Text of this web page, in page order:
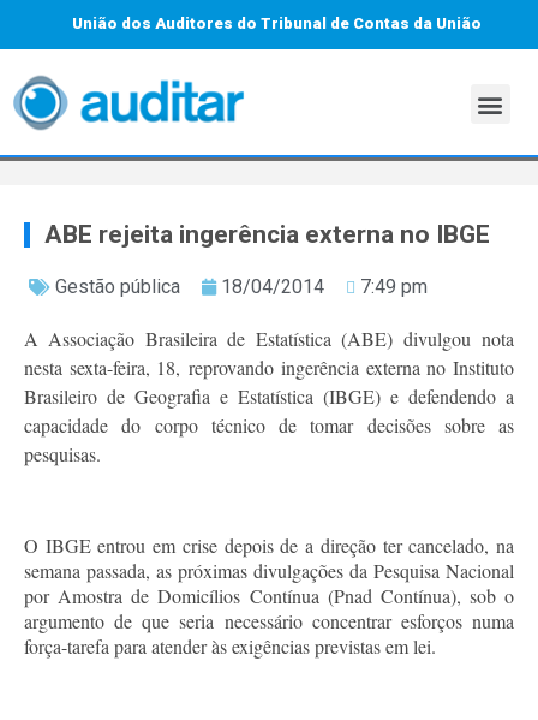
União dos Auditores do Tribunal de Contas da União
ABE rejeita ingerência externa no IBGE
Gestão pública 18/04/2014 7:49 pm
A Associação Brasileira de Estatística (ABE) divulgou nota
nesta sexta-feira, 18, reprovando ingerência externa no Instituto
Brasileiro de Geografia e Estatística (IBGE) e defendendo a
capacidade do corpo técnico de tomar decisões sobre as
pesquisas.
O IBGE entrou em crise depois de a direção ter cancelado, na
semana passada, as próximas divulgações da Pesquisa Nacional
por Amostra de Domicílios Contínua (Pnad Contínua), sob o
argumento de que seria necessário concentrar esforços numa
força-tarefa para atender às exigências previstas em lei.